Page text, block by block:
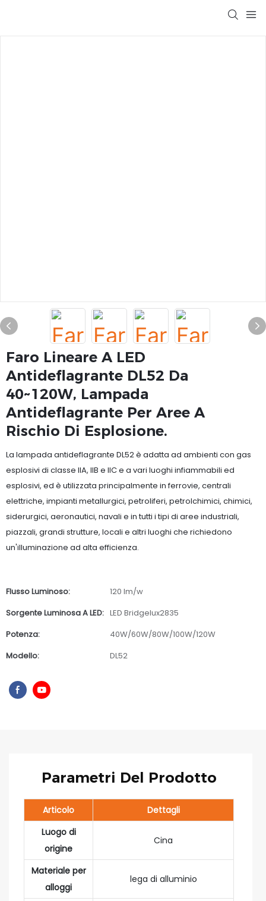
Faro Lineare A LED
Antideflagrante DL52 Da
40~120W, Lampada
Antideflagrante Per Aree A
Rischio Di Esplosione.
La lampada antideflagrante DL52 è adatta ad ambienti con gas
esplosivi di classe IIA, IIB e IIC e a vari luoghi infiammabili ed
esplosivi, ed è utilizzata principalmente in ferrovie, centrali
elettriche, impianti metallurgici, petroliferi, petrolchimici, chimici,
siderurgici, aeronautici, navali e in tutti i tipi di aree industriali,
piazzali, grandi strutture, locali e altri luoghi che richiedono
un'illuminazione ad alta efficienza.
Flusso Luminoso:
120 lm/w
Sorgente Luminosa A LED: LED Bridgelux2835
Potenza:
40W/60W/80W/100W/120W
Modello:
DL52
Parametri Del Prodotto
Articolo
Dettagli
Luogo di
origine
Cina
Materiale per
alloggi
lega di alluminio